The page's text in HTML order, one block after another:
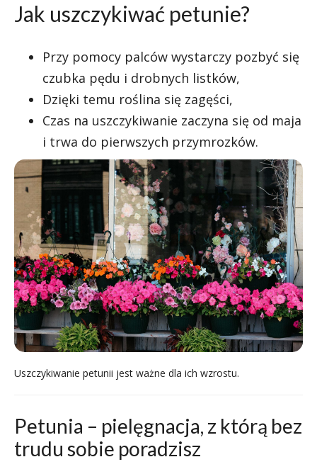
Jak uszczykiwać petunie?
Przy pomocy palców wystarczy pozbyć się
czubka pędu i drobnych listków,
Dzięki temu roślina się zagęści,
Czas na uszczykiwanie zaczyna się od maja
i trwa do pierwszych przymrozków.
Uszczykiwanie petunii jest ważne dla ich wzrostu.
Petunia – pielęgnacja, z którą bez
trudu sobie poradzisz